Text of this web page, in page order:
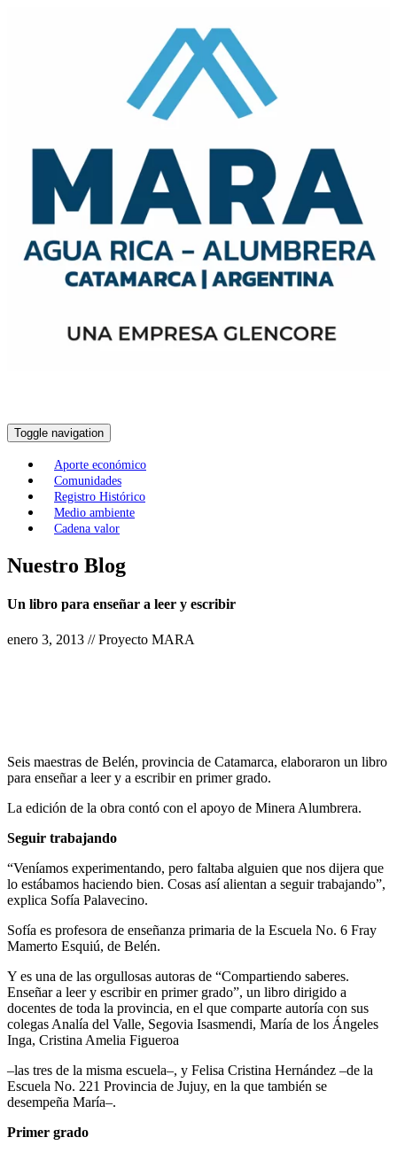
Toggle navigation
Aporte económico
Comunidades
Registro Histórico
Medio ambiente
Cadena valor
Nuestro Blog
Un libro para enseñar a leer y escribir
enero 3, 2013 // Proyecto MARA
Seis maestras de Belén, provincia de Catamarca, elaboraron un libro
para enseñar a leer y a escribir en primer grado.
La edición de la obra contó con el apoyo de Minera Alumbrera.
Seguir trabajando
“Veníamos experimentando, pero faltaba alguien que nos dijera que
lo estábamos haciendo bien. Cosas así alientan a seguir trabajando”,
explica Sofía Palavecino.
Sofía es profesora de enseñanza primaria de la Escuela No. 6 Fray
Mamerto Esquiú, de Belén.
Y es una de las orgullosas autoras de “Compartiendo saberes.
Enseñar a leer y escribir en primer grado”, un libro dirigido a
docentes de toda la provincia, en el que comparte autoría con sus
colegas Analía del Valle, Segovia Isasmendi, María de los Ángeles
Inga, Cristina Amelia Figueroa
–las tres de la misma escuela–, y Felisa Cristina Hernández –de la
Escuela No. 221 Provincia de Jujuy, en la que también se
desempeña María–.
Primer grado